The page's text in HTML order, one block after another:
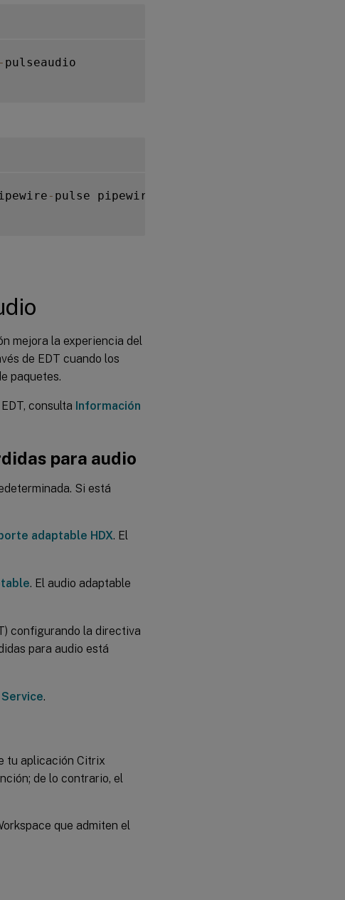
- pulseaudio
- pulse pipewire
mejora la experiencia del
de EDT cuando los
paquetes.
consulta Información
para audio
Si está
adaptable HDX. El
. El audio adaptable
configurando la directiva
para audio está
.
tu aplicación Citrix
de lo contrario, el
que admiten el